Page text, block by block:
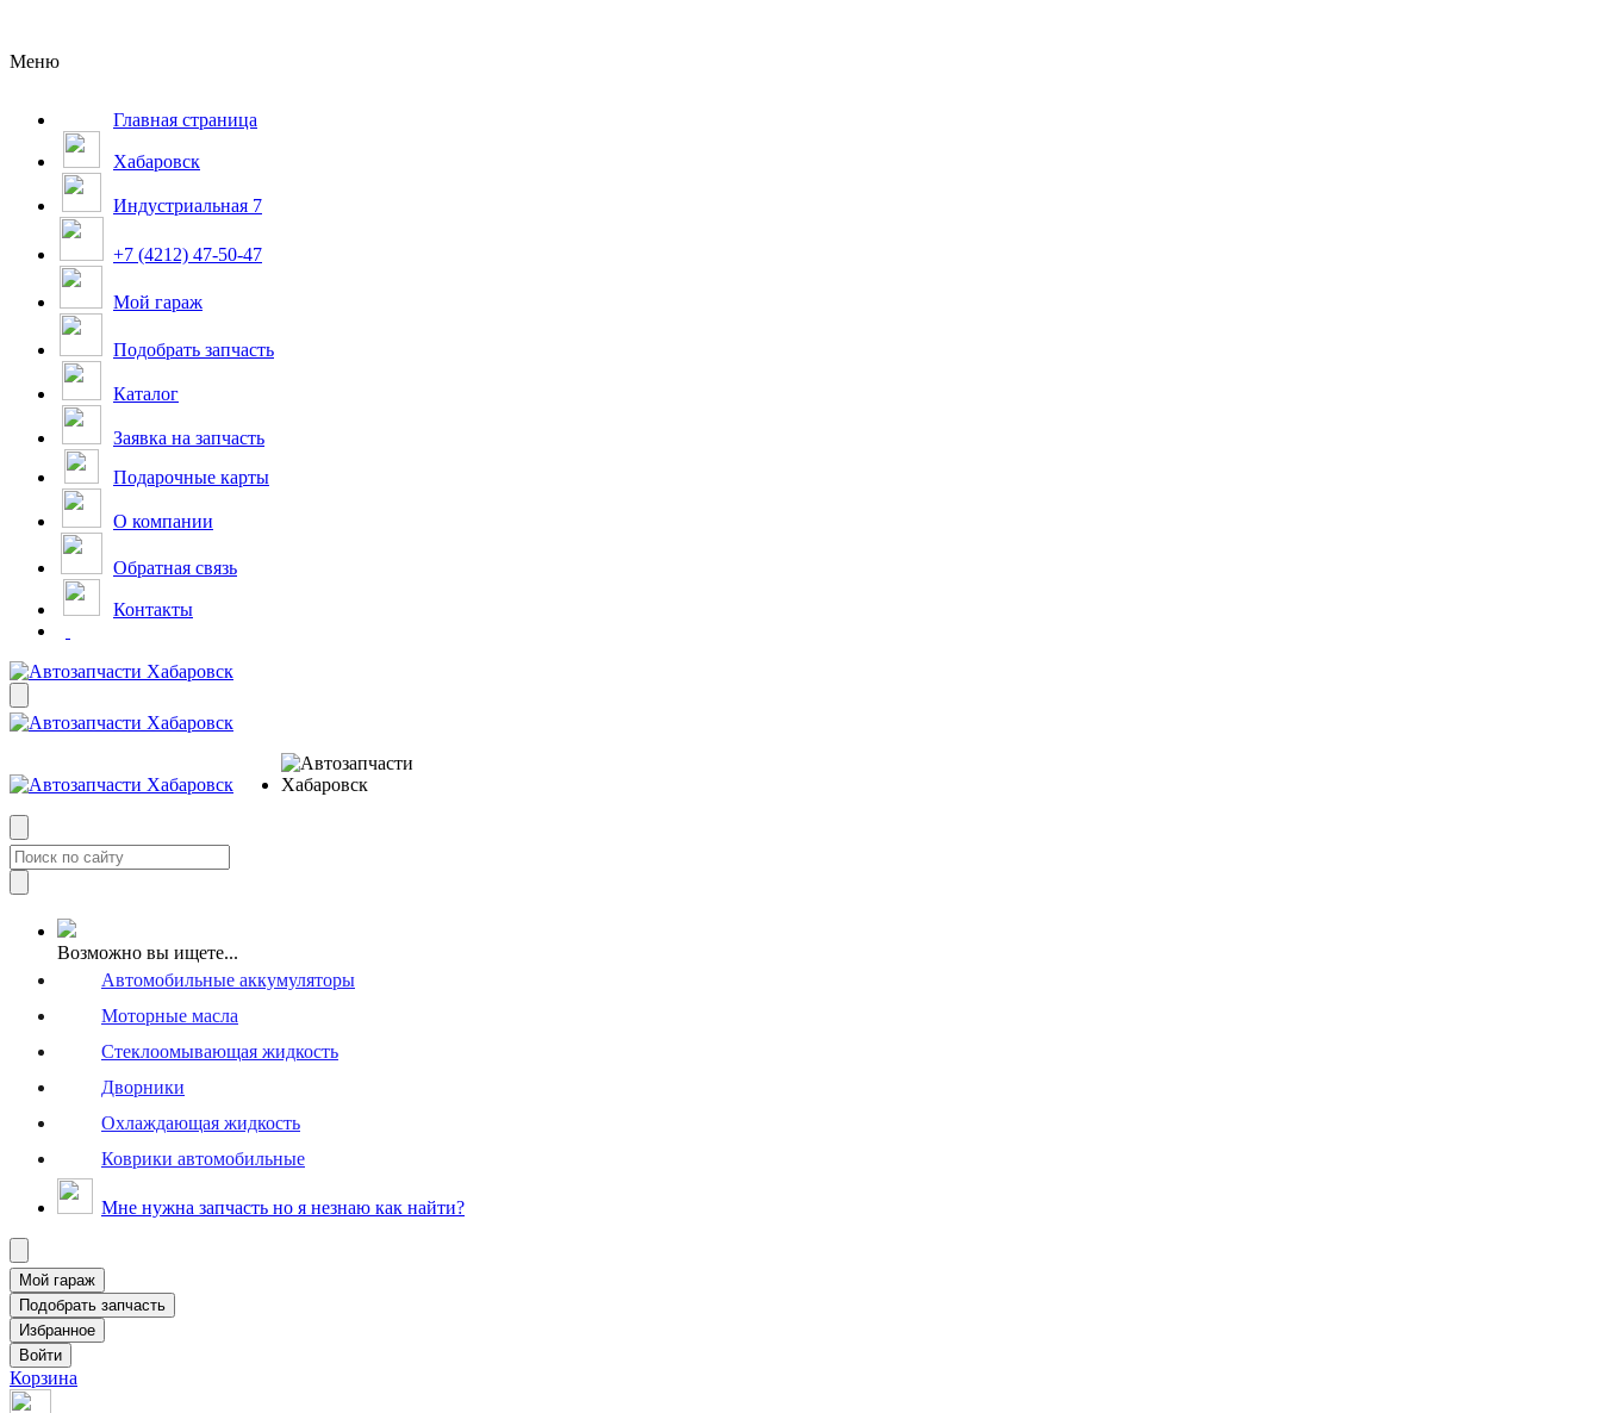
Меню
Главная страница
Хабаровск
Индустриальная 7
+7 (4212) 47-50-47
Мой гараж
Подобрать запчасть
Каталог
Заявка на запчасть
Подарочные карты
О компании
Обратная связь
Контакты
Возможно вы ищете...
Автомобильные аккумуляторы
Моторные масла
Стеклоомывающая жидкость
Дворники
Охлаждающая жидкость
Коврики автомобильные
Мне нужна запчасть но я незнаю как найти?
Корзина